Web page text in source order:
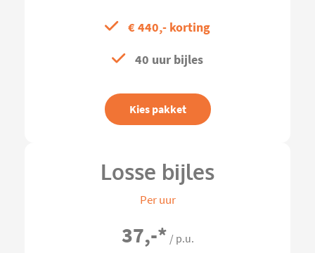
€ 440,- korting
40 uur bijles
Kies pakket
Losse bijles
Per uur
37,-* / p.u.